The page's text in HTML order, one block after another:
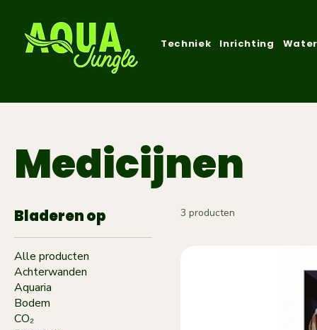
Techniek Inrichting
Medicijnen
Bladeren op
Alle producten
Achterwanden
Aquaria
Bodem
CO₂
3 producten